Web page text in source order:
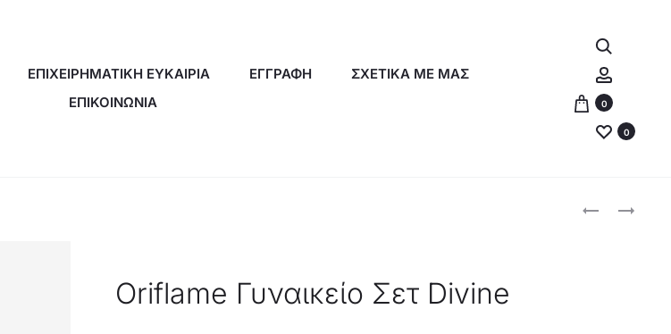
ΕΠΙΧΕΙΡΗΜΑΤΙΚΗ ΕΥΚΑΙΡΙΑ ΕΓΓΡΑΦΗ
ΣΧΕΤΙΚΑ ΜΕ ΜΑΣ
ΕΠΙΚΟΙΝΩΝΙΑ
0
0
ORIFLAME
ORIFLAME
Oriflame Γυναικείο Σετ Divine